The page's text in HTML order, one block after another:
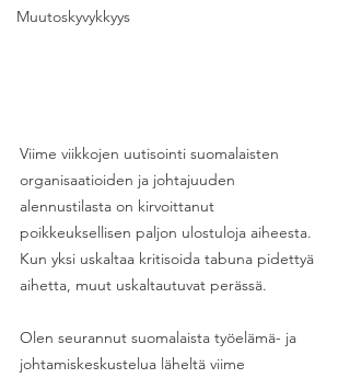
Muutoskyvykkyys
Viime viikkojen uutisointi suomalaisten
organisaatioiden ja johtajuuden
alennustilasta on kirvoittanut
poikkeuksellisen paljon ulostuloja aiheesta.
Kun yksi uskaltaa kritisoida tabuna pidettyä
aihetta, muut uskaltautuvat perässä.
Olen seurannut suomalaista työelämä- ja
johtamiskeskustelua läheltä viime